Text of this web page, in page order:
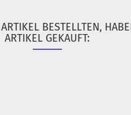
BESTELLTEN,
ARTIKEL GEKAUFT: